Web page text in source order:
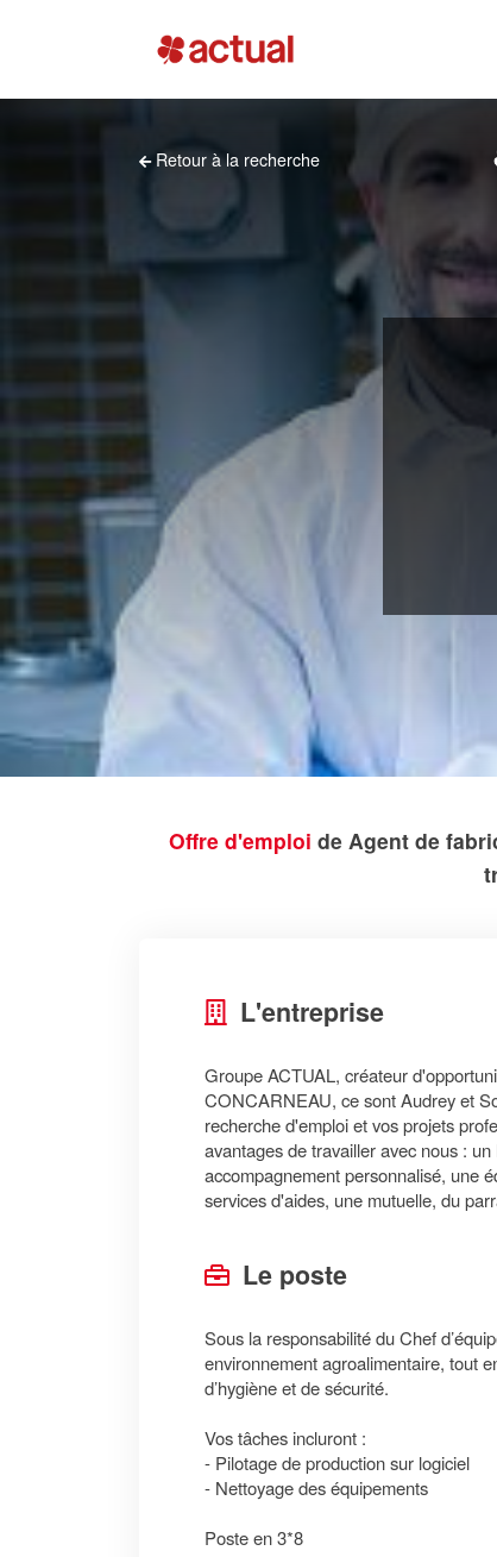
Retour à la recherche
Offre d'emploi de Agent de
L'entreprise
Groupe ACTUAL, créateur
CONCARNEAU, ce sont Audrey et
recherche d'emploi et vos projets
avantages de travailler avec nous : un
accompagnement personnalisé, une
services d'aides, une mutuelle, du
Le poste
Sous la responsabilité du Chef
environnement agroalimentaire, tout
d’hygiène et de sécurité.
Vos tâches incluront :
- Pilotage de production sur logiciel
- Nettoyage des équipements
Poste en 3*8